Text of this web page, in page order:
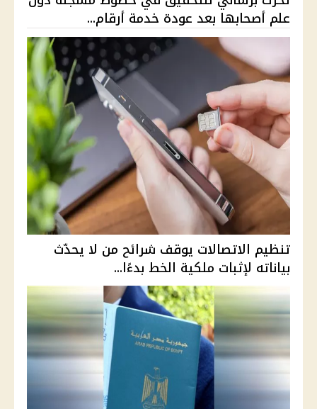
علم أصحابها بعد عودة خدمة أرقام...
تنظيم الاتصالات يوقف شرائح من لا يحدّث
بياناته لإثبات ملكية الخط بدءًا...